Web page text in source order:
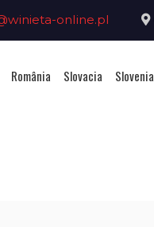
online.pl
România Slovacia Slovenia